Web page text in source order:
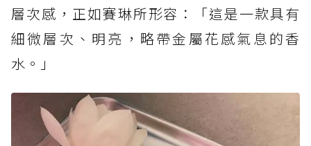
層次感，正如賽琳所形容：「這是一款具有
細微層次、明亮，略帶金屬花感氣息的香
水。」